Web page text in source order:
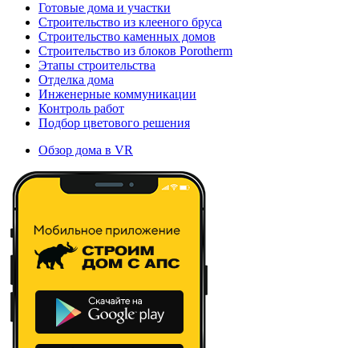
Готовые дома и участки
Строительство из клееного бруса
Строительство каменных домов
Строительство из блоков Porotherm
Этапы строительства
Отделка дома
Инженерные коммуникации
Контроль работ
Подбор цветового решения
Обзор дома в VR